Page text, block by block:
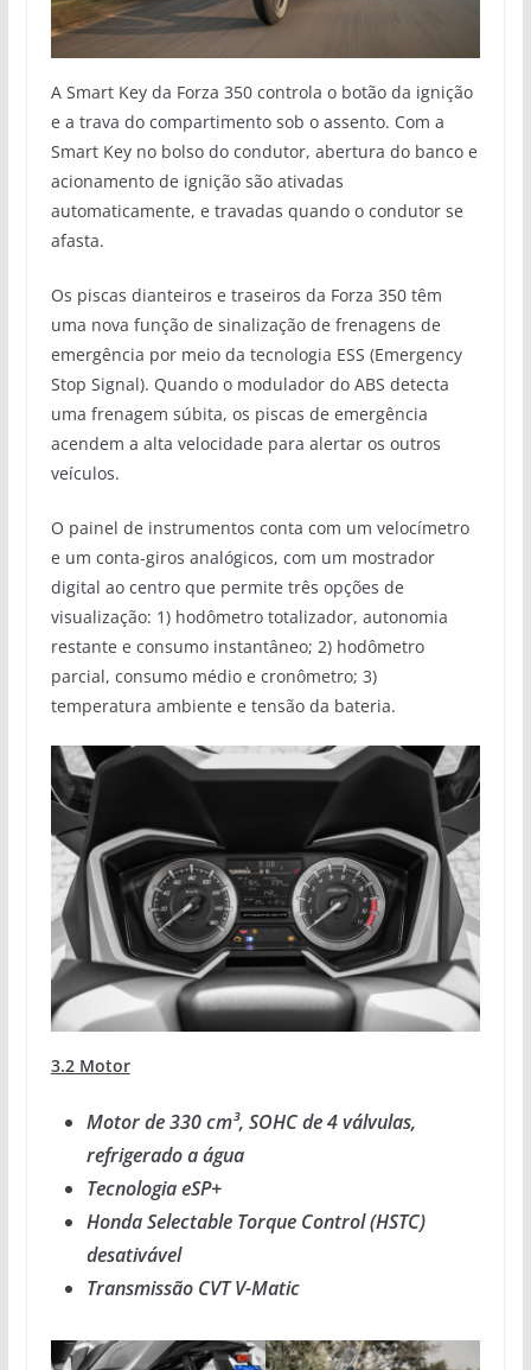
A Smart Key da Forza 350 controla o botão da ignição
e a trava do compartimento sob o assento. Com a
Smart Key no bolso do condutor, abertura do banco e
acionamento de ignição são ativadas
automaticamente, e travadas quando o condutor se
afasta.
Os piscas dianteiros e traseiros da Forza 350 têm
uma nova função de sinalização de frenagens de
emergência por meio da tecnologia ESS (Emergency
Stop Signal). Quando o modulador do ABS detecta
uma frenagem súbita, os piscas de emergência
acendem a alta velocidade para alertar os outros
veículos.
O painel de instrumentos conta com um velocímetro
e um conta-giros analógicos, com um mostrador
digital ao centro que permite três opções de
visualização: 1) hodômetro totalizador, autonomia
restante e consumo instantâneo; 2) hodômetro
parcial, consumo médio e cronômetro; 3)
temperatura ambiente e tensão da bateria.
3.2 Motor
Motor de 330 cm³, SOHC de 4 válvulas,
refrigerado a água
Tecnologia eSP+
Honda Selectable Torque Control (HSTC)
desativável
Transmissão CVT V-Matic